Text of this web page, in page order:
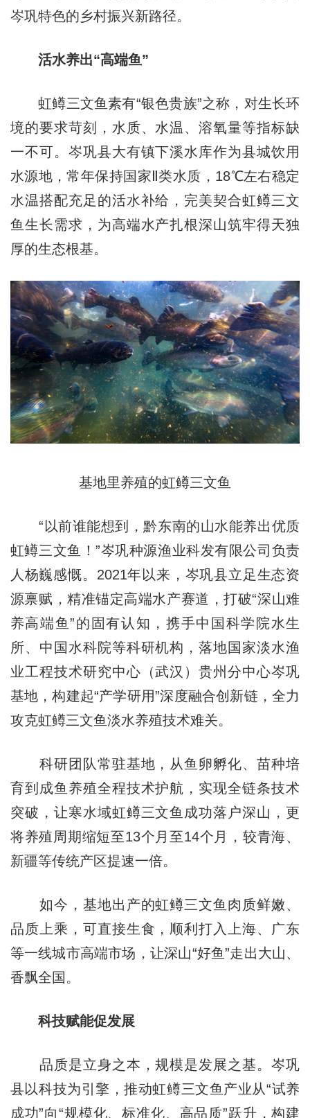
岑巩特色的乡村振兴新路径。
活水养出“高端鱼”
虹鳟三文鱼素有“银色贵族”之称，对生长环
境的要求苛刻，水质、水温、溶氧量等指标缺
一不可。岑巩县大有镇下溪水库作为县城饮用
水源地，常年保持国家Ⅱ类水质，18℃左右稳定
水温搭配充足的活水补给，完美契合虹鳟三文
鱼生长需求，为高端水产扎根深山筑牢得天独
厚的生态根基。
基地里养殖的虹鳟三文鱼
“以前谁能想到，黔东南的山水能养出优质
虹鳟三文鱼！”岑巩种源渔业科发有限公司负责
人杨巍感慨。2021年以来，岑巩县立足生态资
源禀赋，精准锚定高端水产赛道，打破“深山难
养高端鱼”的固有认知，携手中国科学院水生
所、中国水科院等科研机构，落地国家淡水渔
业工程技术研究中心（武汉）贵州分中心岑巩
基地，构建起“产学研用”深度融合创新链，全力
攻克虹鳟三文鱼淡水养殖技术难关。
科研团队常驻基地，从鱼卵孵化、苗种培
育到成鱼养殖全程技术护航，实现全链条技术
突破，让寒水域虹鳟三文鱼成功落户深山，更
将养殖周期缩短至13个月至14个月，较青海、
新疆等传统产区提速一倍。
如今，基地出产的虹鳟三文鱼肉质鲜嫩、
品质上乘，可直接生食，顺利打入上海、广东
等一线城市高端市场，让深山“好鱼”走出大山、
香飘全国。
科技赋能促发展
品质是立身之本，规模是发展之基。岑巩
县以科技为引擎，推动虹鳟三文鱼产业从“试养
成功”向“规模化、标准化、高品质”跃升，构建